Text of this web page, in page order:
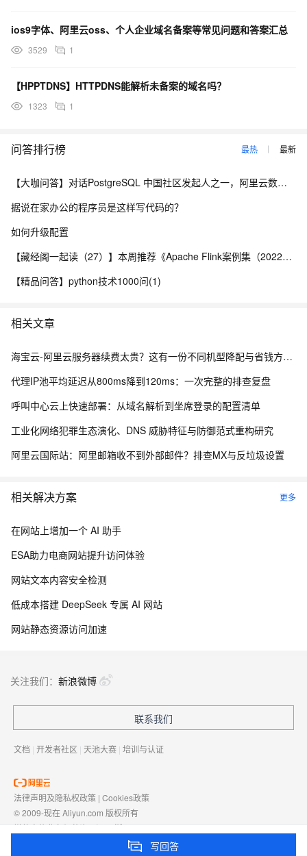
ios9字体、阿里云oss、个人企业域名备案等常见问题和答案汇总
3529 1
【HPPTDNS】HTTPDNS能解析未备案的域名吗？
1323 1
问答排行榜 最热 最新
【大咖问答】对话PostgreSQL 中国社区发起人之一，阿里云数据库高级专家 德哥
据说在家办公的程序员是这样写代码的？
如何升级配置
【藏经阁一起读（27）】本周推荐《Apache Flink案例集（2022版）》，你有哪些心得？
【精品问答】python技术1000问(1)
相关文章
海宝云-阿里云服务器续费太贵？这有一份不同机型降配与省钱方案的“榨干”测评！
代理IP池平均延迟从800ms降到120ms：一次完整的排查复盘
呼叫中心云上快速部署：从域名解析到坐席登录的配置清单
工业化网络犯罪生态演化、DNS 威胁特征与防御范式重构研究
阿里云国际站：阿里邮箱收不到外部邮件？排查MX与反垃圾设置
相关解决方案 更多
在网站上增加一个 AI 助手
ESA助力电商网站提升访问体验
网站文本内容安全检测
低成本搭建 DeepSeek 专属 AI 网站
网站静态资源访问加速
写回答
关注我们： 新浪微博
联系我们
文档 | 开发者社区 | 天池大赛 | 培训与认证
法律声明及隐私权政策 | Cookies政策
© 2009-现在 Aliyun.com 版权所有
增值电信业务经营许可证： 浙B2-20080101
浙D3-20210002